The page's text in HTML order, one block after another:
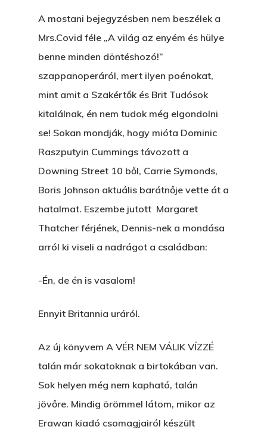
A mostani bejegyzésben nem beszélek a
Mrs.Covid féle „A világ az enyém és hülye
benne minden döntéshozó!”
szappanoperáról, mert ilyen poénokat,
mint amit a Szakértők és Brit Tudósok
kitalálnak, én nem tudok még elgondolni
se! Sokan mondják, hogy mióta Dominic
Raszputyin Cummings távozott a
Downing Street 10 ből, Carrie Symonds,
Boris Johnson aktuális barátnője vette át a
hatalmat. Eszembe jutott Margaret
Thatcher férjének, Dennis-nek a mondása
arról ki viseli a nadrágot a családban:
-Én, de én is vasalom!
Ennyit Britannia uráról.
Az új könyvem A VÉR NEM VÁLIK VÍZZÉ
talán már sokatoknak a birtokában van.
Sok helyen még nem kapható, talán
jövőre. Mindig örömmel látom, mikor az
Erawan kiadó csomagjairól készült